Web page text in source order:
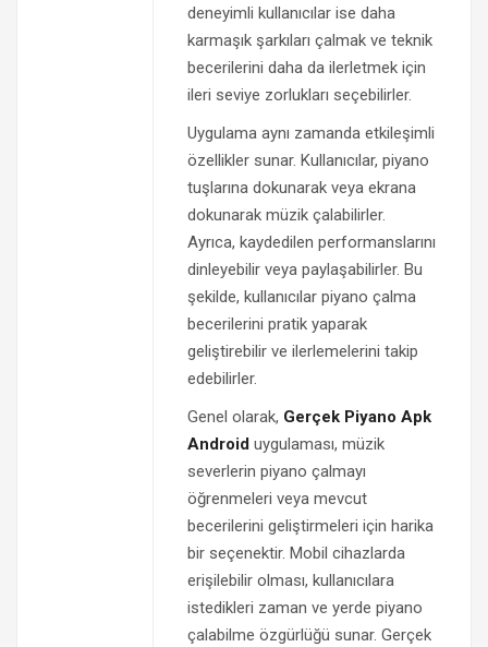
deneyimli kullanıcılar ise daha
karmaşık şarkıları çalmak ve teknik
becerilerini daha da ilerletmek için
ileri seviye zorlukları seçebilirler.
Uygulama aynı zamanda etkileşimli
özellikler sunar. Kullanıcılar, piyano
tuşlarına dokunarak veya ekrana
dokunarak müzik çalabilirler.
Ayrıca, kaydedilen performanslarını
dinleyebilir veya paylaşabilirler. Bu
şekilde, kullanıcılar piyano çalma
becerilerini pratik yaparak
geliştirebilir ve ilerlemelerini takip
edebilirler.
Genel olarak, Gerçek Piyano Apk
Android uygulaması, müzik
severlerin piyano çalmayı
öğrenmeleri veya mevcut
becerilerini geliştirmeleri için harika
bir seçenektir. Mobil cihazlarda
erişilebilir olması, kullanıcılara
istedikleri zaman ve yerde piyano
çalabilme özgürlüğü sunar. Gerçek